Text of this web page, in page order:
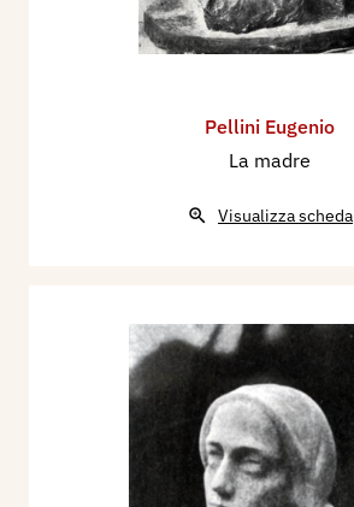
Pellini Eugenio
La madre
Visualizza scheda